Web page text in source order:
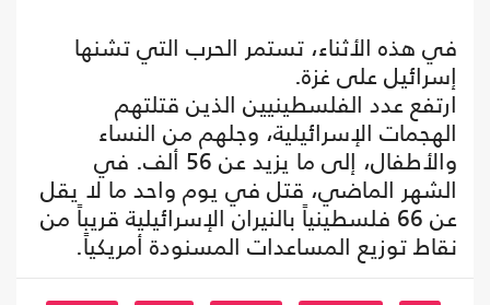
في هذه الأثناء، تستمر الحرب التي تشنها
إسرائيل على غزة.
ارتفع عدد الفلسطينيين الذين قتلتهم
الهجمات الإسرائيلية، وجلهم من النساء
والأطفال، إلى ما يزيد عن 56 ألف. في
الشهر الماضي، قتل في يوم واحد ما لا يقل
عن 66 فلسطينياً بالنيران الإسرائيلية قريباً من
نقاط توزيع المساعدات المسنودة أمريكياً.